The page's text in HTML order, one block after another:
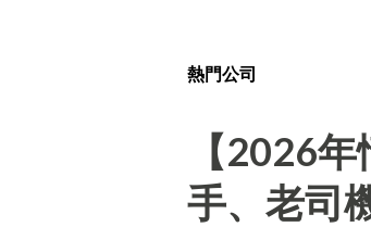
熱門公司
【2026
手、老司